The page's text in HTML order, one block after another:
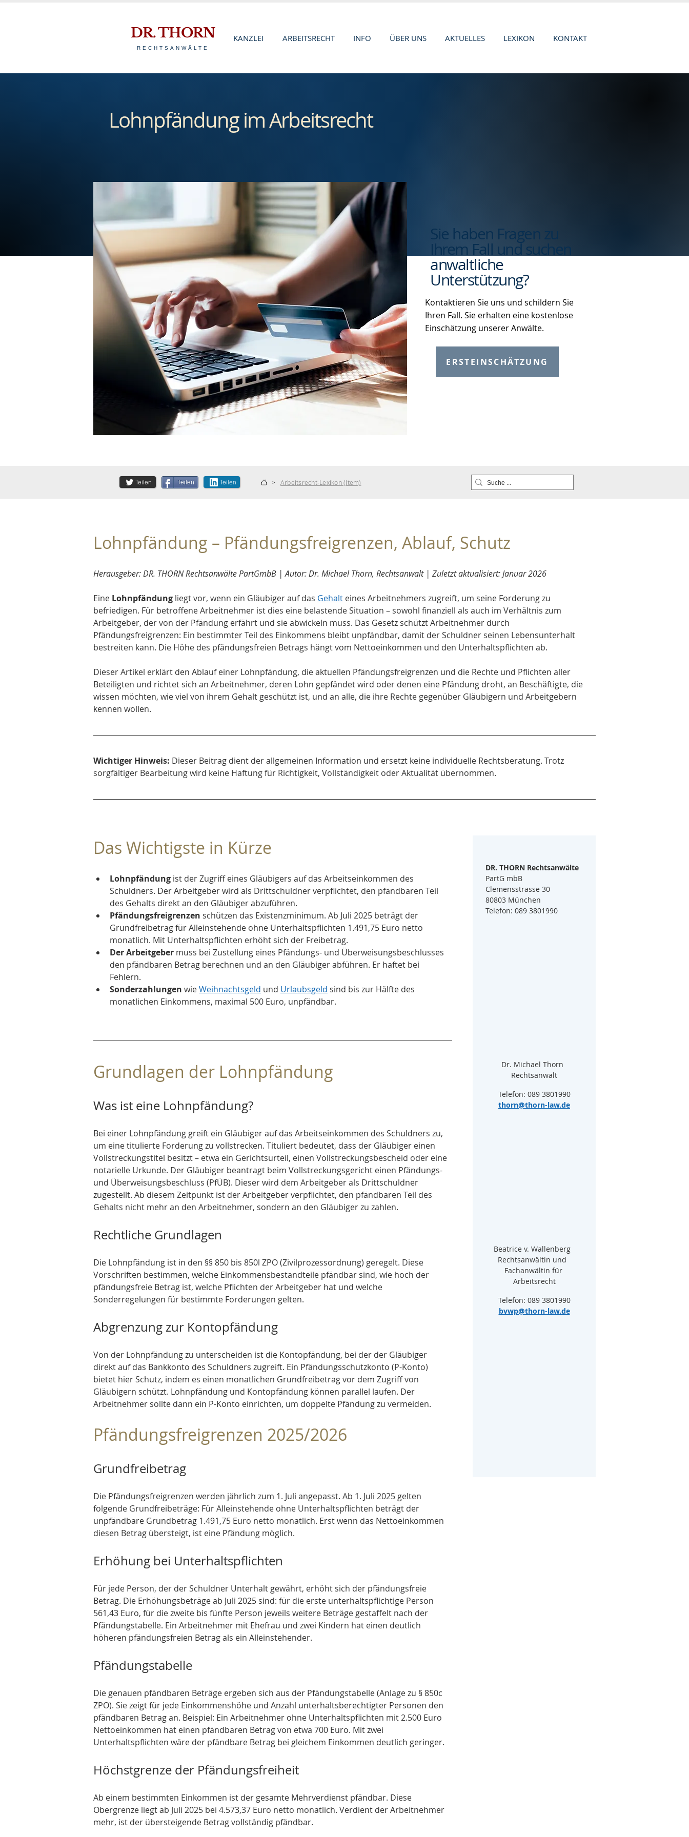
DR. THORN KANZLEI ARBEITSRECHT INFO ÜBER UNS AKTUELLES LEXIKON KONTAKT
RECHTSANWÄLTE
Lohnpfändung im Arbeitsrecht
Sie haben Fragen zu
Ihrem Fall und suchen
anwaltliche
Unterstützung?
Kontaktieren Sie uns und schildern Sie
Ihren Fall. Sie erhalten eine kostenlose
Einschätzung unserer Anwälte.
ERSTEINSCHÄTZUNG
Teilen Teilen Teilen > Arbeitsrecht-Lexikon (Item)
Lohnpfändung – Pfändungsfreigrenzen, Ablauf, Schutz
Herausgeber: DR. THORN Rechtsanwälte PartGmbB | Autor: Dr. Michael Thorn, Rechtsanwalt | Zuletzt aktualisiert: Januar 2026
Eine Lohnpfändung liegt vor, wenn ein Gläubiger auf das Gehalt eines Arbeitnehmers zugreift, um seine Forderung zu
befriedigen. Für betroffene Arbeitnehmer ist dies eine belastende Situation – sowohl finanziell als auch im Verhältnis zum
Arbeitgeber, der von der Pfändung erfährt und sie abwickeln muss. Das Gesetz schützt Arbeitnehmer durch
Pfändungsfreigrenzen: Ein bestimmter Teil des Einkommens bleibt unpfändbar, damit der Schuldner seinen Lebensunterhalt
bestreiten kann. Die Höhe des pfändungsfreien Betrags hängt vom Nettoeinkommen und den Unterhaltspflichten ab.
Dieser Artikel erklärt den Ablauf einer Lohnpfändung, die aktuellen Pfändungsfreigrenzen und die Rechte und Pflichten aller
Beteiligten und richtet sich an Arbeitnehmer, deren Lohn gepfändet wird oder denen eine Pfändung droht, an Beschäftigte, die
wissen möchten, wie viel von ihrem Gehalt geschützt ist, und an alle, die ihre Rechte gegenüber Gläubigern und Arbeitgebern
kennen wollen.
Wichtiger Hinweis: Dieser Beitrag dient der allgemeinen Information und ersetzt keine individuelle Rechtsberatung. Trotz
sorgfältiger Bearbeitung wird keine Haftung für Richtigkeit, Vollständigkeit oder Aktualität übernommen.
Das Wichtigste in Kürze
Lohnpfändung ist der Zugriff eines Gläubigers auf das Arbeitseinkommen des
Schuldners. Der Arbeitgeber wird als Drittschuldner verpflichtet, den pfändbaren Teil
des Gehalts direkt an den Gläubiger abzuführen.
Pfändungsfreigrenzen schützen das Existenzminimum. Ab Juli 2025 beträgt der
Grundfreibetrag für Alleinstehende ohne Unterhaltspflichten 1.491,75 Euro netto
monatlich. Mit Unterhaltspflichten erhöht sich der Freibetrag.
Der Arbeitgeber muss bei Zustellung eines Pfändungs- und Überweisungsbeschlusses
den pfändbaren Betrag berechnen und an den Gläubiger abführen. Er haftet bei
Fehlern.
Sonderzahlungen wie Weihnachtsgeld und Urlaubsgeld sind bis zur Hälfte des
monatlichen Einkommens, maximal 500 Euro, unpfändbar.
Grundlagen der Lohnpfändung
Was ist eine Lohnpfändung?
Bei einer Lohnpfändung greift ein Gläubiger auf das Arbeitseinkommen des Schuldners zu,
um eine titulierte Forderung zu vollstrecken. Tituliert bedeutet, dass der Gläubiger einen
Vollstreckungstitel besitzt – etwa ein Gerichtsurteil, einen Vollstreckungsbescheid oder eine
notarielle Urkunde. Der Gläubiger beantragt beim Vollstreckungsgericht einen Pfändungs-
und Überweisungsbeschluss (PfÜB). Dieser wird dem Arbeitgeber als Drittschuldner
zugestellt. Ab diesem Zeitpunkt ist der Arbeitgeber verpflichtet, den pfändbaren Teil des
Gehalts nicht mehr an den Arbeitnehmer, sondern an den Gläubiger zu zahlen.
Rechtliche Grundlagen
Die Lohnpfändung ist in den §§ 850 bis 850l ZPO (Zivilprozessordnung) geregelt. Diese
Vorschriften bestimmen, welche Einkommensbestandteile pfändbar sind, wie hoch der
pfändungsfreie Betrag ist, welche Pflichten der Arbeitgeber hat und welche
Sonderregelungen für bestimmte Forderungen gelten.
Abgrenzung zur Kontopfändung
Von der Lohnpfändung zu unterscheiden ist die Kontopfändung, bei der der Gläubiger
direkt auf das Bankkonto des Schuldners zugreift. Ein Pfändungsschutzkonto (P-Konto)
bietet hier Schutz, indem es einen monatlichen Grundfreibetrag vor dem Zugriff von
Gläubigern schützt. Lohnpfändung und Kontopfändung können parallel laufen. Der
Arbeitnehmer sollte dann ein P-Konto einrichten, um doppelte Pfändung zu vermeiden.
Pfändungsfreigrenzen 2025/2026
Grundfreibetrag
Die Pfändungsfreigrenzen werden jährlich zum 1. Juli angepasst. Ab 1. Juli 2025 gelten
folgende Grundfreibeträge: Für Alleinstehende ohne Unterhaltspflichten beträgt der
unpfändbare Grundbetrag 1.491,75 Euro netto monatlich. Erst wenn das Nettoeinkommen
diesen Betrag übersteigt, ist eine Pfändung möglich.
Erhöhung bei Unterhaltspflichten
Für jede Person, der der Schuldner Unterhalt gewährt, erhöht sich der pfändungsfreie
Betrag. Die Erhöhungsbeträge ab Juli 2025 sind: für die erste unterhaltspflichtige Person
561,43 Euro, für die zweite bis fünfte Person jeweils weitere Beträge gestaffelt nach der
Pfändungstabelle. Ein Arbeitnehmer mit Ehefrau und zwei Kindern hat einen deutlich
höheren pfändungsfreien Betrag als ein Alleinstehender.
Pfändungstabelle
Die genauen pfändbaren Beträge ergeben sich aus der Pfändungstabelle (Anlage zu § 850c
ZPO). Sie zeigt für jede Einkommenshöhe und Anzahl unterhaltsberechtigter Personen den
pfändbaren Betrag an. Beispiel: Ein Arbeitnehmer ohne Unterhaltspflichten mit 2.500 Euro
Nettoeinkommen hat einen pfändbaren Betrag von etwa 700 Euro. Mit zwei
Unterhaltspflichten wäre der pfändbare Betrag bei gleichem Einkommen deutlich geringer.
Höchstgrenze der Pfändungsfreiheit
Ab einem bestimmten Einkommen ist der gesamte Mehrverdienst pfändbar. Diese
Obergrenze liegt ab Juli 2025 bei 4.573,37 Euro netto monatlich. Verdient der Arbeitnehmer
mehr, ist der übersteigende Betrag vollständig pfändbar.
DR. THORN Rechtsanwälte
PartG mbB
Clemensstrasse 30
80803 München
Telefon: 089 3801990
Dr. Michael Thorn
Rechtsanwalt
Telefon: 089 3801990
thorn@thorn-law.de
Beatrice v. Wallenberg
Rechtsanwältin und
Fachanwältin für
Arbeitsrecht
Telefon: 089 3801990
bvwp@thorn-law.de